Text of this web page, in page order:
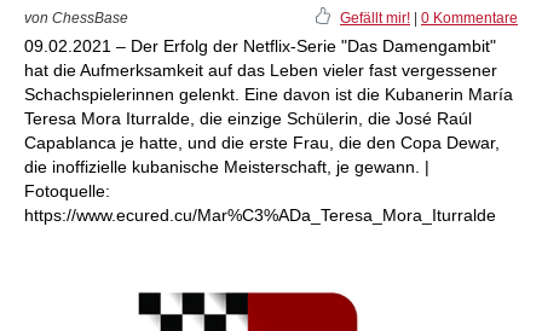
von ChessBase Gefällt mir! 0 Kommentare
09.02.2021 – Der Erfolg der Netflix-Serie "Das Damengambit"
hat die Aufmerksamkeit auf das Leben vieler fast vergessener
Schachspielerinnen gelenkt. Eine davon ist die Kubanerin María
Teresa Mora Iturralde, die einzige Schülerin, die José Raúl
Capablanca je hatte, und die erste Frau, die den Copa Dewar,
die inoffizielle kubanische Meisterschaft, je gewann. |
Fotoquelle:
https://www.ecured.cu/Mar%C3%ADa_Teresa_Mora_Iturralde